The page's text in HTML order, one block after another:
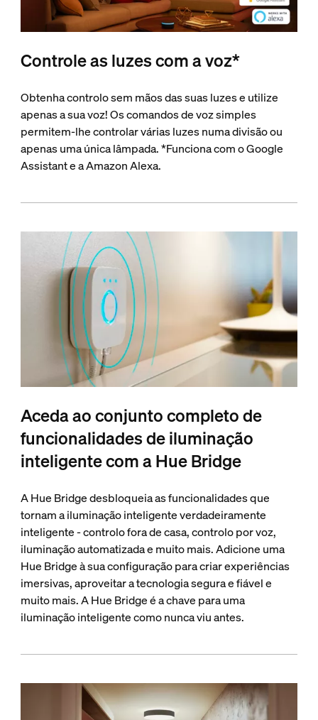
Controle as luzes com a voz*
Obtenha controlo sem mãos das suas luzes e utilize
apenas a sua voz! Os comandos de voz simples
permitem-lhe controlar várias luzes numa divisão ou
apenas uma única lâmpada. *Funciona com o Google
Assistant e a Amazon Alexa.
Aceda ao conjunto completo de
funcionalidades de iluminação
inteligente com a Hue Bridge
A Hue Bridge desbloqueia as funcionalidades que
tornam a iluminação inteligente verdadeiramente
inteligente - controlo fora de casa, controlo por voz,
iluminação automatizada e muito mais. Adicione uma
Hue Bridge à sua configuração para criar experiências
imersivas, aproveitar a tecnologia segura e fiável e
muito mais. A Hue Bridge é a chave para uma
iluminação inteligente como nunca viu antes.